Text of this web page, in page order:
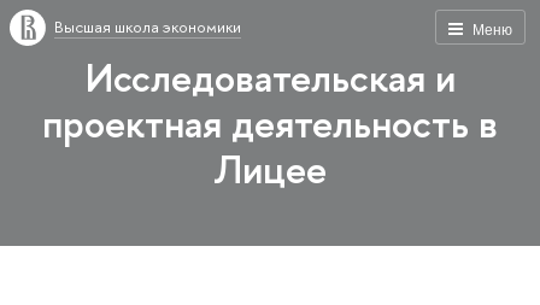
Меню
Высшая школа экономики
Исследовательская и
проектная деятельность в
Лицее